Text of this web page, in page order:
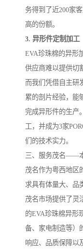
务得到了近200家
高的份额。
3. 异形件定制加工
EVA珍珠棉的异
供应商难以提供切
而我们凭借自主研
累的剖片经验，能
完成异形件的生产
工，并成为3家
们的技术实力。
三、服务茂名——
茂名作为粤西地区
求具有体量大、品
茂名市场提供了灵
的EVA珍珠棉异形
备、家电制造等）
响应、品质保障以